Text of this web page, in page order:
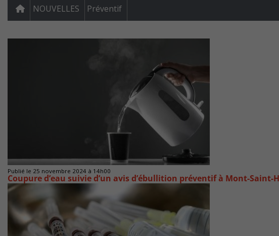
NOUVELLES Préventif
Publié le 25 novembre 2024 à 14h00
Coupure d’eau suivie d’un avis d’ébullition préventif à Mont-Saint-